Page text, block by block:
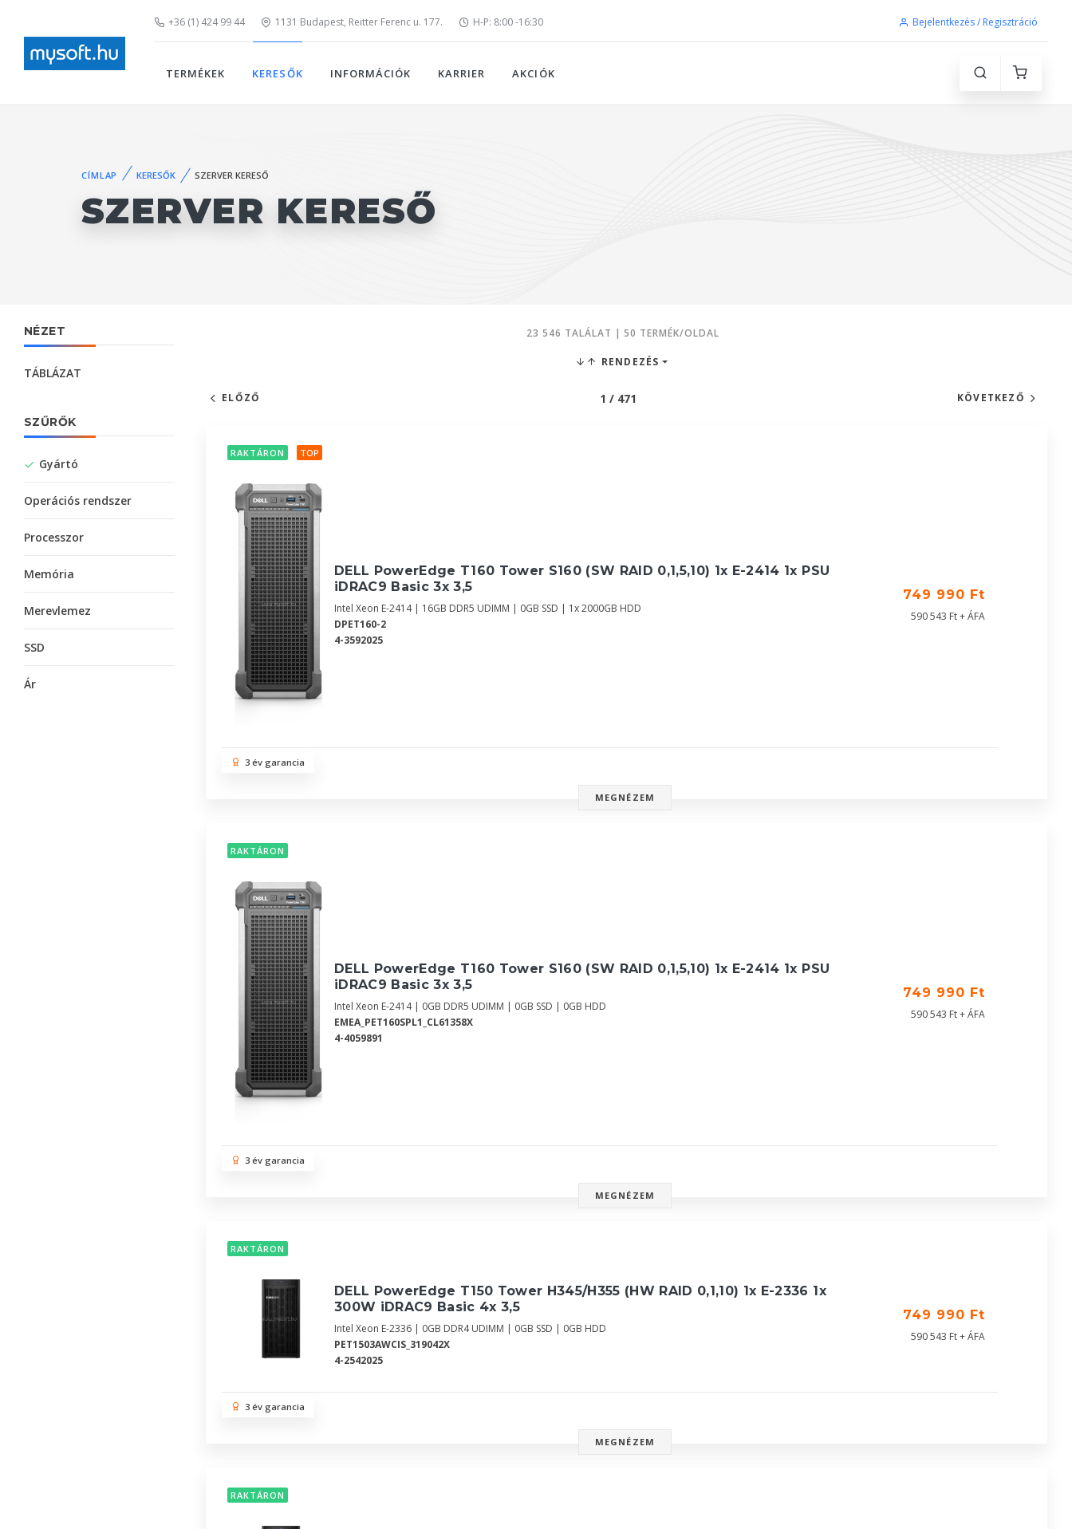
+36 (1) 424 99 44 1131 Budapest, Reitter Ferenc u. 177. H-P: 8:00 -16:30 Bejelentkezés / Regisztráció
TERMÉKEK KERESŐK INFORMÁCIÓK KARRIER AKCIÓK
CÍMLAP KERESŐK SZERVER KERESŐ
SZERVER KERESŐ
NÉZET
TÁBLÁZAT
SZŰRŐK
Gyártó
Operációs rendszer
Processzor
Memória
Merevlemez
SSD
Ár
23 546 TALÁLAT | 50 TERMÉK/OLDAL
RENDEZÉS
ELŐZŐ 1 / 471 KÖVETKEZŐ
RAKTÁRON TOP
DELL PowerEdge T160 Tower S160 (SW RAID 0,1,5,10) 1x E-2414 1x PSU
iDRAC9 Basic 3x 3,5
Intel Xeon E-2414 | 16GB DDR5 UDIMM | 0GB SSD | 1x 2000GB HDD
DPET160-2
4-3592025
749 990 Ft
590 543 Ft + ÁFA
3 év garancia
MEGNÉZEM
RAKTÁRON
DELL PowerEdge T160 Tower S160 (SW RAID 0,1,5,10) 1x E-2414 1x PSU
iDRAC9 Basic 3x 3,5
Intel Xeon E-2414 | 0GB DDR5 UDIMM | 0GB SSD | 0GB HDD
EMEA_PET160SPL1_CL61358X
4-4059891
749 990 Ft
590 543 Ft + ÁFA
3 év garancia
MEGNÉZEM
RAKTÁRON
DELL PowerEdge T150 Tower H345/H355 (HW RAID 0,1,10) 1x E-2336 1x
300W iDRAC9 Basic 4x 3,5
Intel Xeon E-2336 | 0GB DDR4 UDIMM | 0GB SSD | 0GB HDD
PET1503AWCIS_319042X
4-2542025
749 990 Ft
590 543 Ft + ÁFA
3 év garancia
MEGNÉZEM
RAKTÁRON